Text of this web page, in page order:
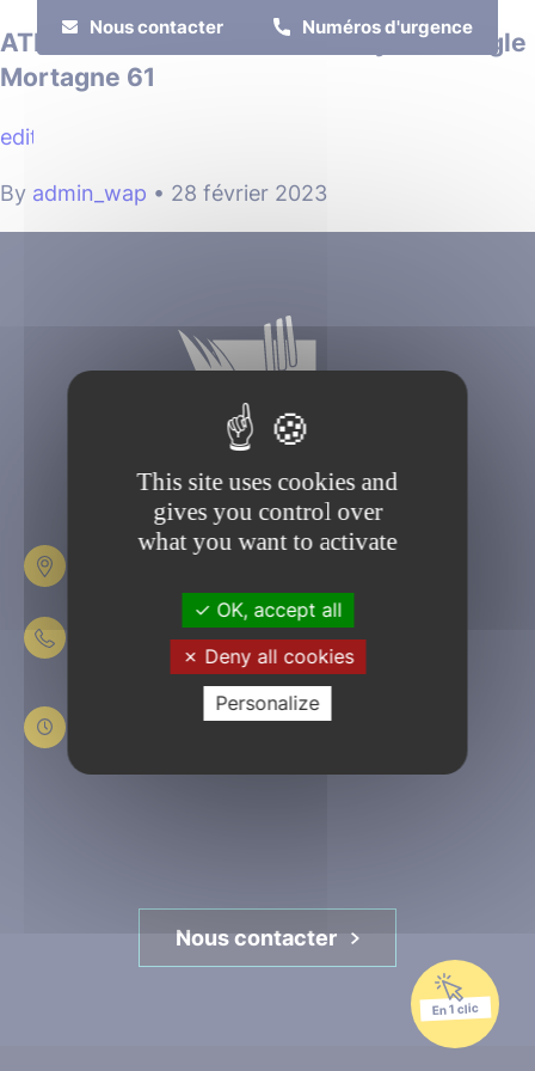
Nous contacter Numéros d'urgence
ATHLÉTISME – Athé Perche Pays de L’Aigle
Mortagne 61
edit
By admin_wap • 28 février 2023
Place Fulbert de Beina
02 33 84 44 44
Du lundi au jeudi
de 8h30 à 12h et de 13h30 à 17h30
Nous contacter
En 1 clic
Cookies management panel
This site uses cookies and
gives you control over
what you want to activate
OK, accept all
Deny all cookies
Personalize